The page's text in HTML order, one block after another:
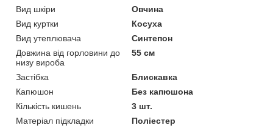
Вид шкіри
Овчина
Вид куртки
Косуха
Вид утеплювача
Синтепон
Довжина від горловини до
низу вироба
55 см
Застібка
Блискавка
Капюшон
Без капюшона
Кількість кишень
3 шт.
Матеріал підкладки
Поліестер